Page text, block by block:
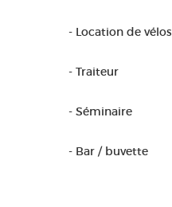
- Location de vélos
- Traiteur
- Séminaire
- Bar / buvette